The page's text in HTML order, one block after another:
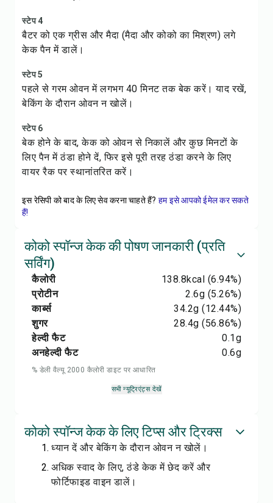
स्टेप 4
बैटर को एक ग्रीस और मैदा (मैदा और कोको का मिश्रण) लगे
केक पैन में डालें।
स्टेप 5
पहले से गरम ओवन में लगभग 40 मिनट तक बेक करें। याद रखें,
बेकिंग के दौरान ओवन न खोलें।
स्टेप 6
बेक होने के बाद, केक को ओवन से निकालें और कुछ मिनटों के
लिए पैन में ठंडा होने दें, फिर इसे पूरी तरह ठंडा करने के लिए
वायर रैक पर स्थानांतरित करें।
इस रेसिपी को बाद के लिए सेव करना चाहते हैं? हम इसे आपको ईमेल कर सकते
हैं!
कोको स्पॉन्ज केक की पोषण जानकारी (प्रति
सर्विंग)
कैलोरी 138.8kcal (6.94%)
प्रोटीन
2.6g (5.26%)
कार्ब्स
34.2g (12.44%)
शुगर
28.4g (56.86%)
हेल्दी फैट
0.1g
अनहेल्दी फैट
0.6g
% डेली वैल्यू 2000 कैलोरी डाइट पर आधारित
सभी न्यूट्रिएंट्स देखें
कोको स्पॉन्ज केक के लिए टिप्स और ट्रिक्स
ध्यान दें और बेकिंग के दौरान ओवन न खोलें।
अधिक स्वाद के लिए, ठंडे केक में छेद करें और
फोर्टिफाइड वाइन डालें।